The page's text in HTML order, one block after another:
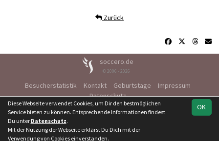
Team
Kreisliga St.
Runde 2 St.
Zurück
soccero.de
© 2006 - 2026
Besucherstatistik Kontakt Geburtstage
Impressum
Datenschutz
OK
Diese Webseite verwendet Cookies, um Dir den bestmöglichen
Service bieten zu können. Entsprechende Informationen findest
Du unter Datenschutz.
Mit der Nutzung der Webseite erklärst Du Dich mit der
Verwendung von Cookies einverstanden.